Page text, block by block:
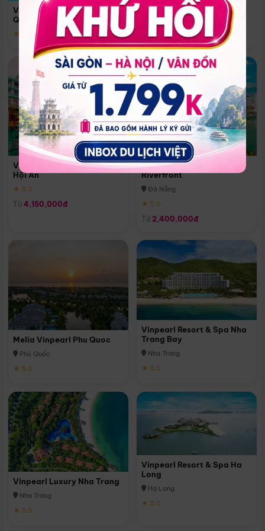
Vinpearl Resort & Spa Phu
Quoc
★ 5.0
Quoc
Phú Quốc
★ 5.0
Vinpearl Resort & Golf Nam
Hội An
★ 5.0
Từ 4,150,000đ
Melia Vinpearl Danang
Riverfront
Đà Nẵng
★ 5.0
Từ 2,400,000đ
Melia Vinpearl Phu Quoc
Phú Quốc
★ 5.0
Vinpearl Resort & Spa Nha
Trang Bay
Nha Trang
★ 5.0
Vinpearl Luxury Nha Trang
Nha Trang
★ 5.0
Vinpearl Resort & Spa Ha
Long
Hạ Long
★ 5.0